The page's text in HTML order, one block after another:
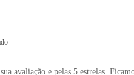
avaliação e pelas 5 estrelas.